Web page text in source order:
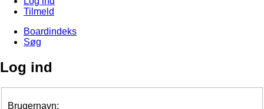
Tilmeld
Boardindeks
Søg
Log ind
Brugernavn: